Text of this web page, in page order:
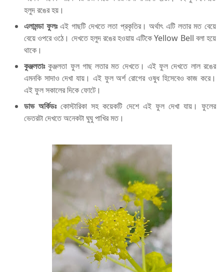
হলুদ রঙের হয়।
এলামন্ডা ফুলঃএই গাছটি দেখতে লতা প্রকৃতির। অর্থাৎ এটি লতার মত বেয়ে
বেয়ে ওপরে ওঠে। দেখতে হলুদ রঙের হওয়ায় এটিকে Yellow Bell বলা হয়ে
থাকে।
কুঞ্জলতাঃকুঞ্জলতা ফুল গাছ লতার মত দেখতে। এই ফুল দেখতে লাল রঙের
এমনকি সাদাও দেখা যায়। এই ফুল অর্শ রোগের ওষুধ হিসেবেও কাজ করে।
এই ফুল সকালের দিকে ফোটে।
ডাভ অর্কিডঃকোস্টারিকা সহ কয়েকটি দেশে এই ফুল দেখা যায়। ফুলের
ভেতরটা দেখতে অনেকটা ঘুঘু পাখির মত।